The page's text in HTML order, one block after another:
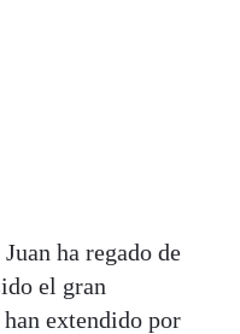
ha regado de
el gran
extendido por